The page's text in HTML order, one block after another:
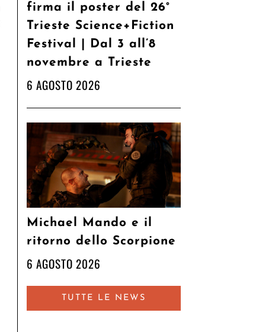
firma il poster del 26°
Trieste Science+Fiction
Festival | Dal 3 all’8
novembre a Trieste
6 AGOSTO 2026
Michael Mando e il
ritorno dello Scorpione
6 AGOSTO 2026
TUTTE LE NEWS